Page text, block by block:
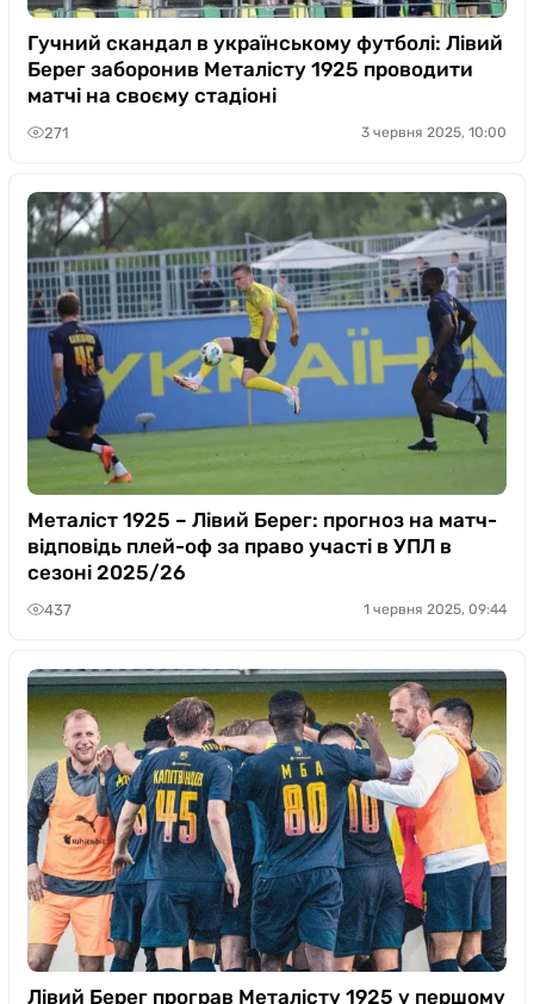
Гучний скандал в українському футболі: Лівий
Берег заборонив Металісту 1925 проводити
матчі на своєму стадіоні
271 3 червня 2025, 10:00
Металіст 1925 – Лівий Берег: прогноз на матч-
відповідь плей-оф за право участі в УПЛ в
сезоні 2025/26
437 1 червня 2025, 09:44
Лівий Берег програв Металісту 1925 у першому